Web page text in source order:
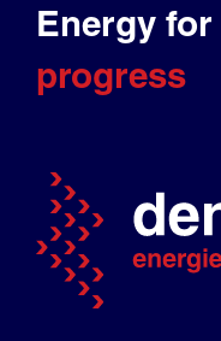
Energy for
progress